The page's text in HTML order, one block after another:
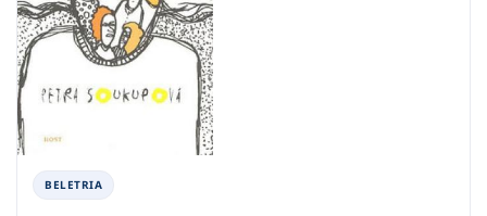
BELETRIA